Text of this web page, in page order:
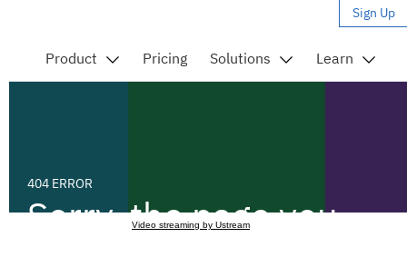
Video streaming by Ustream